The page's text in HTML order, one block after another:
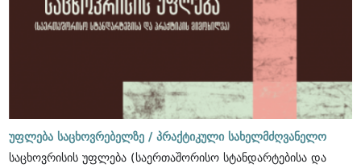
უფლება საცხოვრებელზე / პრაქტიკული სახელმძღვანელო
საცხოვრისის უფლება (საერთაშორისო სტანდარტებისა და